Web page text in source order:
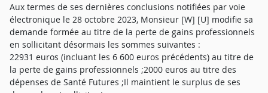
Aux termes de ses dernières conclusions notifiées par voie
électronique le 28 octobre 2023, Monsieur [W] [U] modifie sa
demande formée au titre de la perte de gains professionnels
en sollicitant désormais les sommes suivantes :
22931 euros (incluant les 6 600 euros précédents) au titre de
la perte de gains professionnels ;2000 euros au titre des
dépenses de Santé Futures ;Il maintient le surplus de ses